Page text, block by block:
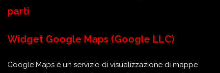
parti
Widget Google Maps (Google LLC)
Google Maps è un servizio di visualizzazione di mappe